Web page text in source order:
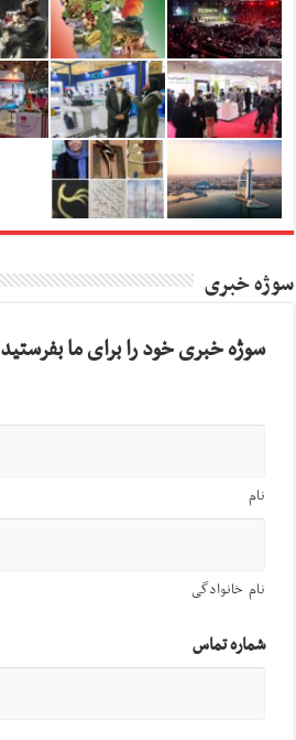
سوژه خبری
سوژه خبری خود را برای ما بفرستید
نام
نام خانوادگی
شماره تماس